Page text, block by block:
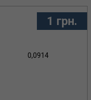
1 грн.
0,0914